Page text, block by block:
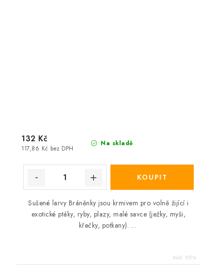
Na skladě
117,86 Kč bez DPH
132 Kč
Sušené larvy Bráněnky jsou krmivem pro volně žijící i
exotické ptáky, ryby, plazy, malé savce (ježky, myši,
křečky, potkany). ...
Kód: 5574